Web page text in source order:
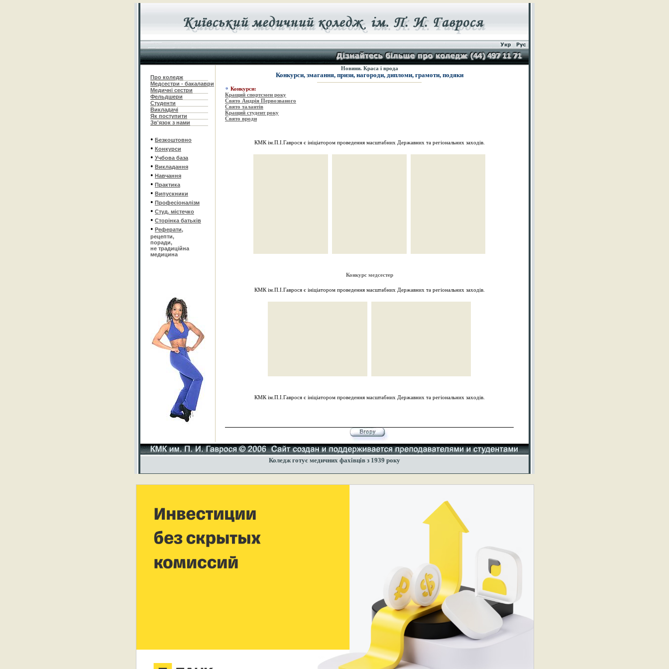
Про коледж
Медсестри - бакалаври
Медичні сестри
Фельдшери
Студенти
Викладачі
Як поступити
Зв'язок з нами
• Безкоштовно
• Конкурси
• Учбова база
• Викладання
• Навчання
• Практика
• Випускники
• Професіоналізм
• Студ. містечко
• Сторінка батьків
• Реферати,
рецепти,
поради,
не традиційна
медицина
Новини. Краса і врода
Конкурси, змагання, призи, нагороди, дипломи, грамоти, подяки
Конкурси:
Кращий спортсмен року
Свято Андрія Первозваного
Свято талантів
Кращий студент року
Свято вроди
КМК ім.П.І.Гаврося є ініціатором проведення масштабних Державних та регіональних заходів.
Конкурс медсестер
КМК ім.П.І.Гаврося є ініціатором проведення масштабних Державних та регіональних заходів.
КМК ім.П.І.Гаврося є ініціатором проведення масштабних Державних та регіональних заходів.
Коледж готує медичних фахівців з 1939 року